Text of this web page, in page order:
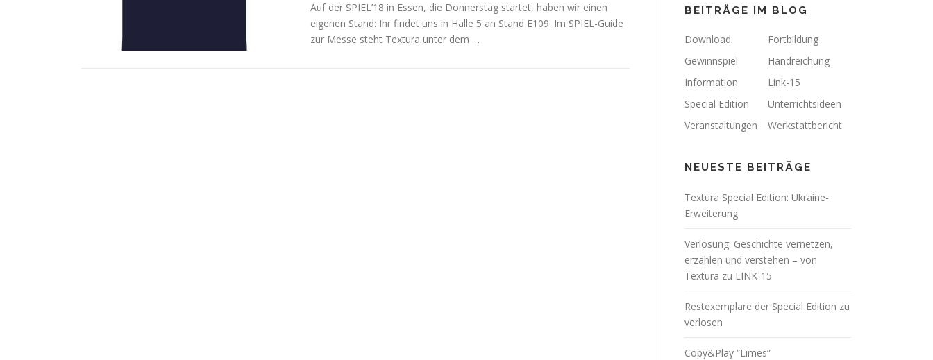
Auf der SPIEL’18 in Essen, die Donnerstag startet, haben wir einen
eigenen Stand: Ihr findet uns in Halle 5 an Stand E109. Im SPIEL-Guide
zur Messe steht Textura unter dem …
BEITRÄGE IM BLOG
Download
Fortbildung
Gewinnspiel
Handreichung
Information
Link-15
Special Edition
Unterrichtsideen
Veranstaltungen
Werkstattbericht
NEUESTE BEITRÄGE
Textura Special Edition: Ukraine-
Erweiterung
Verlosung: Geschichte vernetzen,
erzählen und verstehen – von
Textura zu LINK-15
Restexemplare der Special Edition zu
verlosen
Copy&Play “Limes”